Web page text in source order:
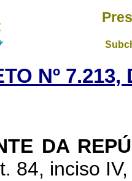
Nº
DA
84, inciso